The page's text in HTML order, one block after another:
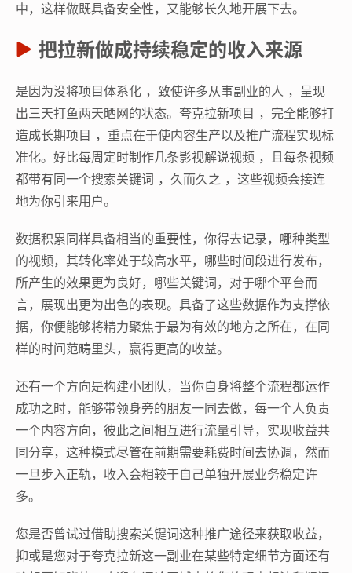
中，这样做既具备安全性，又能够长久地开展下去。
把拉新做成持续稳定的收入来源
是因为没将项目体系化 ，致使许多从事副业的人 ，呈现
出三天打鱼两天晒网的状态。夸克拉新项目 ，完全能够打
造成长期项目 ，重点在于使内容生产以及推广流程实现标
准化。好比每周定时制作几条影视解说视频 ，且每条视频
都带有同一个搜索关键词 ，久而久之 ，这些视频会接连
地为你引来用户。
数据积累同样具备相当的重要性，你得去记录，哪种类型
的视频，其转化率处于较高水平，哪些时间段进行发布，
所产生的效果更为良好，哪些关键词，对于哪个平台而
言，展现出更为出色的表现。具备了这些数据作为支撑依
据，你便能够将精力聚焦于最为有效的地方之所在，在同
样的时间范畴里头，赢得更高的收益。
还有一个方向是构建小团队，当你自身将整个流程都运作
成功之时，能够带领身旁的朋友一同去做，每一个人负责
一个内容方向，彼此之间相互进行流量引导，实现收益共
同分享，这种模式尽管在前期需要耗费时间去协调，然而
一旦步入正轨，收入会相较于自己单独开展业务稳定许
多。
您是否曾试过借助搜索关键词这种推广途径来获取收益，
抑或是您对于夸克拉新这一副业在某些特定细节方面还有